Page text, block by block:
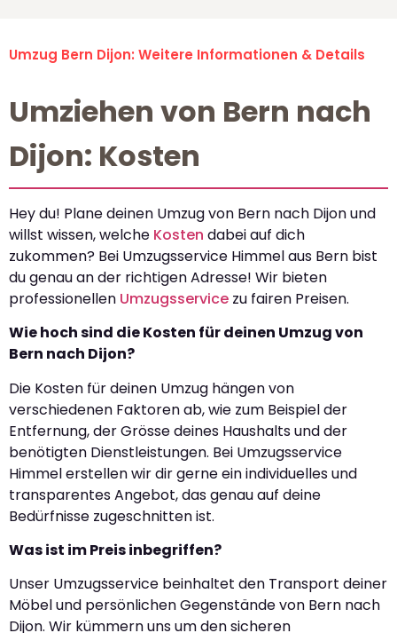
Umzug Bern Dijon: Weitere Informationen & Details
Umziehen von Bern nach
Dijon: Kosten
Hey du! Plane deinen Umzug von Bern nach Dijon und
willst wissen, welche Kosten dabei auf dich
zukommen? Bei Umzugsservice Himmel aus Bern bist
du genau an der richtigen Adresse! Wir bieten
professionellen Umzugsservice zu fairen Preisen.
Wie hoch sind die Kosten für deinen Umzug von
Bern nach Dijon?
Die Kosten für deinen Umzug hängen von
verschiedenen Faktoren ab, wie zum Beispiel der
Entfernung, der Grösse deines Haushalts und der
benötigten Dienstleistungen. Bei Umzugsservice
Himmel erstellen wir dir gerne ein individuelles und
transparentes Angebot, das genau auf deine
Bedürfnisse zugeschnitten ist.
Was ist im Preis inbegriffen?
Unser Umzugsservice beinhaltet den Transport deiner
Möbel und persönlichen Gegenstände von Bern nach
Dijon. Wir kümmern uns um den sicheren